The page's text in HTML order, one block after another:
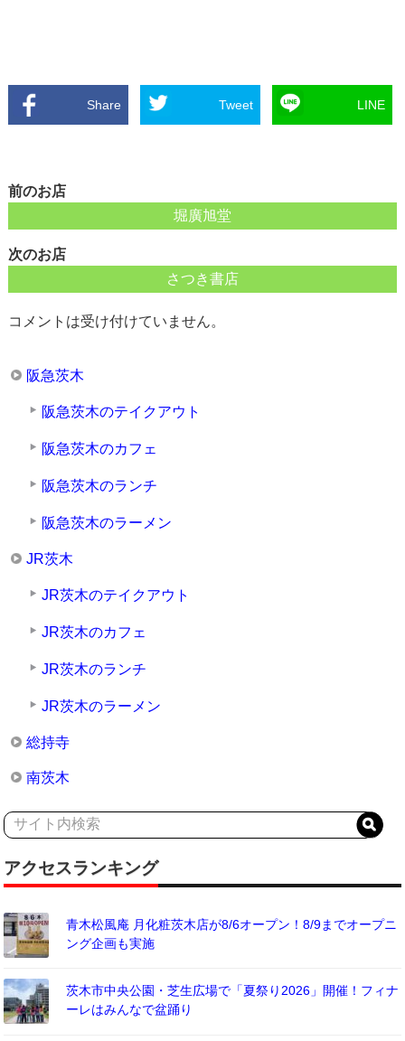
Share Tweet LINE
前のお店
堀廣旭堂
次のお店
さつき書店
コメントは受け付けていません。
阪急茨木
阪急茨木のテイクアウト
阪急茨木のカフェ
阪急茨木のランチ
阪急茨木のラーメン
JR茨木
JR茨木のテイクアウト
JR茨木のカフェ
JR茨木のランチ
JR茨木のラーメン
総持寺
南茨木
アクセスランキング
青木松風庵 月化粧茨木店が8/6オープン！8/9までオープニ
ング企画も実施
茨木市中央公園・芝生広場で「夏祭り2026」開催！フィナ
ーレはみんなで盆踊り